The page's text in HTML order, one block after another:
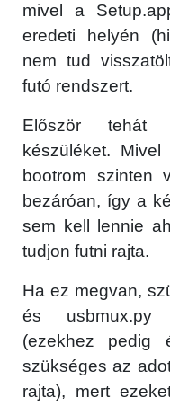
mivel a
eredeti helyén
nem tud
futó rendszert.
Először tehát
készüléket. Mivel
bootrom szinten
bezáróan, így a
sem kell lennie
tudjon futni rajta.
Ha ez megvan,
és usbmux.py
(ezekhez pedig
szükséges az
rajta), mert